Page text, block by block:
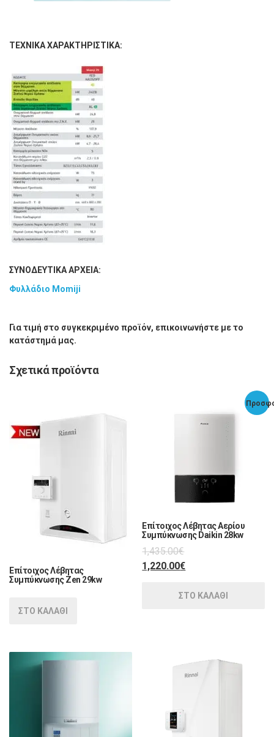
ΤΕΧΝΙΚΑ ΧΑΡΑΚΤΗΡΙΣΤΙΚΑ:
ΣΥΝΟΔΕΥΤΙΚΑ ΑΡΧΕΙΑ:
Φυλλάδιο Momiji
Για τιμή στο συγκεκριμένο προϊόν, επικοινωνήστε με το
κατάστημά μας.
Σχετικά προϊόντα
Επίτοιχος Λέβητας
Συμπύκνωσης Zen 29kw
ΣΤΟ ΚΑΛΑΘΙ
Επίτοιχος Λέβητας Αερίου
Συμπύκνωσης Daikin 28kw
1,435.00€
1,220.00€
ΣΤΟ ΚΑΛΑΘΙ